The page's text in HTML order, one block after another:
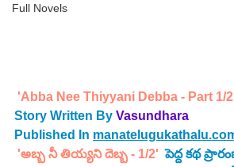
Full Novels
'Abba Nee Thiyyani Debba - Part 1/
Story Written By Vasundhara
Published In
'అబ్బ నీ తియ్యని దెబ్బ - 1/2' పెద్ద కథ